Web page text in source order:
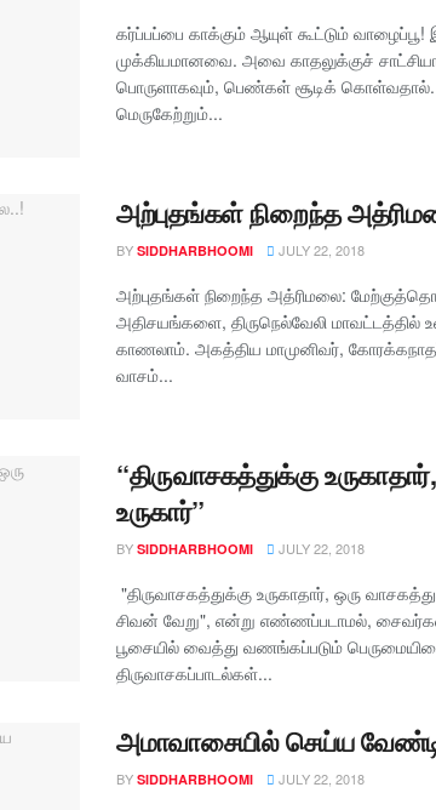
கர்ப்பப்பை காக்கும் ஆயுள் கூட்டும்
முக்கியமானவை. அவை காதலுக்குச்
பொருளாகவும், பெண்கள் சூடிக்
மெருகேற்றும்...
அற்புதங்கள் நிறைந்த
BY SIDDHARBHOOMI JULY 22, 2018
அற்புதங்கள் நிறைந்த அத்ரிமலை:
அதிசயங்களை, திருநெல்வேலி
காணலாம். அகத்திய மாமுனிவர்,
வாசம்...
“திருவாசகத்துக்கு
உருகார்”
BY SIDDHARBHOOMI JULY 22, 2018
"திருவாசகத்துக்கு உருகாதார், ஒரு
சிவன் வேறு", என்று எண்ணப்படாமல், சைவர்கள்
பூசையில் வைத்து வணங்கப்படும்
திருவாசகப்பாடல்கள்...
அமாவாசையில் செய்ய
BY SIDDHARBHOOMI JULY 22, 2018